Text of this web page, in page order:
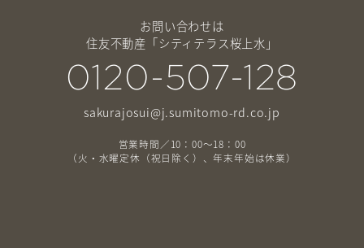
お問い合わせは
住友不動産「シティテラス桜上水」
0120-507-128
sakurajosui@j.sumitomo-rd.co.jp
営業時間／10：00〜18：00
（火・水曜定休（祝日除く）、年末年始は休業）